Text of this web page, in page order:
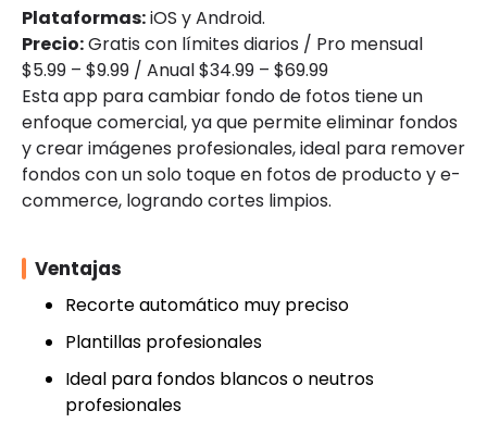
Plataformas:iOS y Android.
Precio:Gratis con límites diarios / Pro mensual
$5.99 – $9.99 / Anual $34.99 – $69.99
Esta app para cambiar fondo de fotos tiene un
enfoque comercial, ya que permite eliminar fondos
y crear imágenes profesionales, ideal para remover
fondos con un solo toque en fotos de producto y e-
commerce, logrando cortes limpios.
Ventajas
Recorte automático muy preciso
Plantillas profesionales
Ideal para fondos blancos o neutros
profesionales